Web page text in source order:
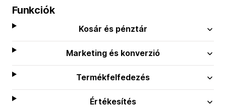
Funkciók
Kosár és pénztár
Marketing és konverzió
Termékfelfedezés
Értékesítés